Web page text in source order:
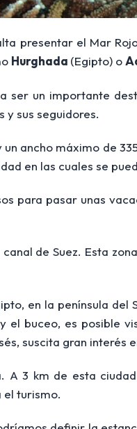
presentar el Mar
Hurghada (Egipto) o
ser un importante
y sus seguidores.
ancho máximo de
en las cuales se
para pasar unas
de Suez. Esta
en la península
el buceo, es posible
suscita gran interés
A 3 km de esta
turismo.